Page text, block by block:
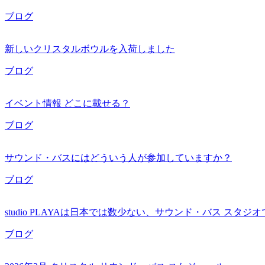
ブログ
新しいクリスタルボウルを入荷しました
ブログ
イベント情報 どこに載せる？
ブログ
サウンド・バスにはどういう人が参加していますか？
ブログ
studio PLAYAは日本では数少ない、サウンド・バス スタジオ
ブログ